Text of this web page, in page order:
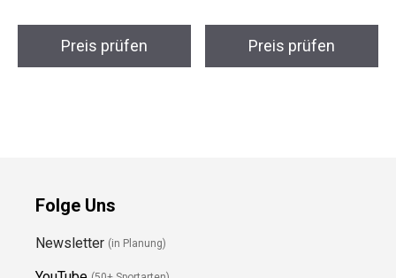
Preis prüfen
Folge Uns
Newsletter (in Planung)
YouTube (50+ Sportarten)